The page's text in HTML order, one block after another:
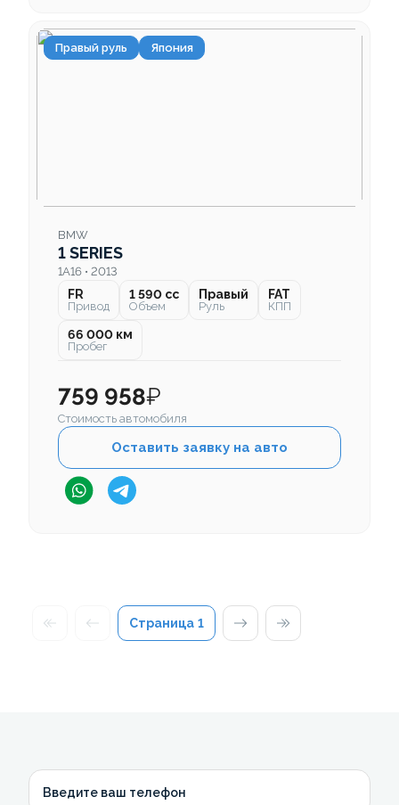
Правый руль Япония
BMW
1 SERIES
1A16 • 2013
FR
Привод
1 590 cc
Объем
Правый
Руль
FAT
КПП
66 000 км
Пробег
759 958₽
Стоимость автомобиля
Оставить заявку на авто
Страница 1
Введите ваш телефон